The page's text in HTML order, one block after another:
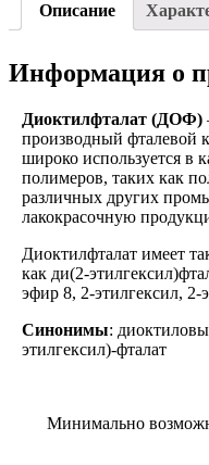
Описание
Информация о
Диоктилфталат (ДОФ)
производный фталевой
широко используется в
полимеров, таких как
различных других
лакокрасочную
Диоктилфталат имеет
как ди(2-
эфир 8, 2-этилгексил, 2-
Синонимы:
этилгексил)-фталат
Минимально